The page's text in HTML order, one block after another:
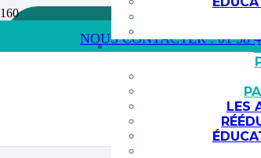
NOUS CONTACTER : 01 58
LES